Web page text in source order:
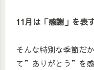
11月は「感謝」を表す
そんな特別な季節だ
て”ありがとう”を感